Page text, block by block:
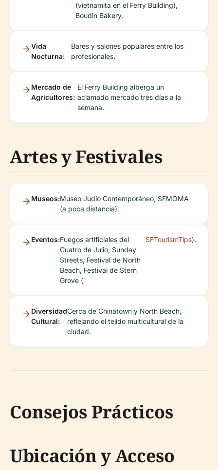
(vietnamita en el Ferry Building),
Boudin Bakery.
Vida
Nocturna:
Bares y salones populares entre los
profesionales.
Mercado de
Agricultores:
El Ferry Building alberga un
aclamado mercado tres días a la
semana.
Artes y Festivales
Museos:Museo Judío Contemporáneo, SFMOMA
(a poca distancia).
Eventos:Fuegos artificiales del
Cuatro de Julio, Sunday
Streets, Festival de North
Beach, Festival de Stern
Grove (
SFTourismTips).
Diversidad
Cultural:
Cerca de Chinatown y North Beach,
reflejando el tejido multicultural de la
ciudad.
Consejos Prácticos
Ubicación y Acceso